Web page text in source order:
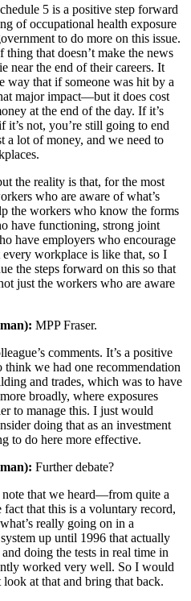
5 is a positive step forward
of occupational health exposure
to do more on this issue.
that doesn’t make the news
near the end of their careers. It
way that if someone was hit by a
major impact—but it does cost
at the end of the day. If it’s
not, you’re still going to end
a lot of money, and we need to
the reality is that, for the most
who are aware of what’s
the workers who know the forms
have functioning, strong joint
have employers who encourage
workplace is like that, so I
the steps forward on this so that
just the workers who are aware
MPP Fraser.
comments. It’s a positive
we had one recommendation
and trades, which was to have
broadly, where exposures
to manage this. I just would
doing that as an investment
to do here more effective.
Further debate?
note that we heard—from quite a
that this is a voluntary record,
really going on in a
up until 1996 that actually
doing the tests in real time in
worked very well. So I would
at that and bring that back.